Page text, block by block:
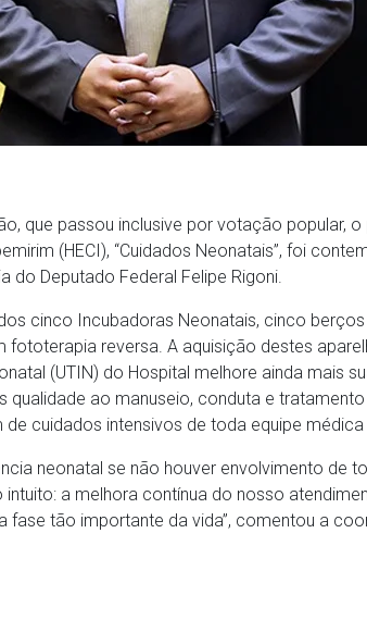
que passou inclusive por votação popular, o
(HECI), “Cuidados Neonatais”, foi
do Deputado Federal Felipe Rigoni.
cinco Incubadoras Neonatais, cinco
reversa. A aquisição destes
(UTIN) do Hospital melhore ainda mais
qualidade ao manuseio, conduta e
cuidados intensivos de toda equipe
neonatal se não houver envolvimento de
a melhora contínua do nosso
fase tão importante da vida”, comentou a